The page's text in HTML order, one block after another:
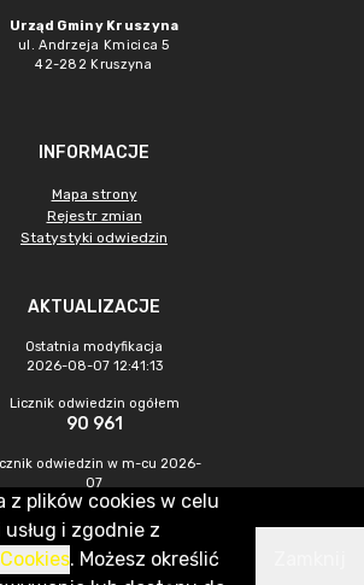
Urząd Gminy Kruszyna
ul. Andrzeja Kmicica 5
42-282 Kruszyna
INFORMACJE
Mapa strony
Rejestr zmian
Statystyki odwiedzin
AKTUALIZACJE
Ostatnia modyfikacja
2026-08-07 12:41:13
Licznik odwiedzin ogółem
90 961
odwiedzin w m-cu 2026-
07
448
o.o.
z plików cookies w celu
i zgodnie z
. Możesz określić